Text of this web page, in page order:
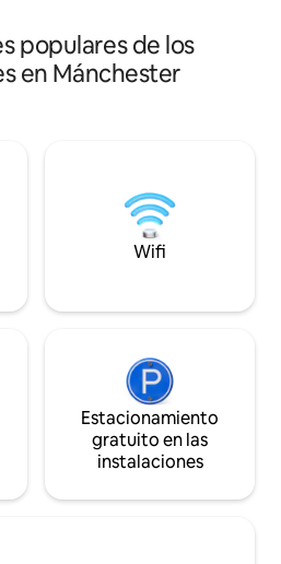
de Sale town/
ciudad.
populares de los
en Mánchester
Wifi
Estacionamiento
gratuito en las
instalaciones